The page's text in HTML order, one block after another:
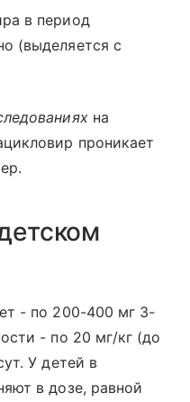
в период
(выделяется с
на
проникает
- по 200-400 мг 3-
- по 20 мг/кг (до
У детей в
в дозе, равной